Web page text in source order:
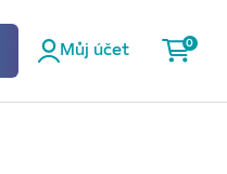
Můj účet
0